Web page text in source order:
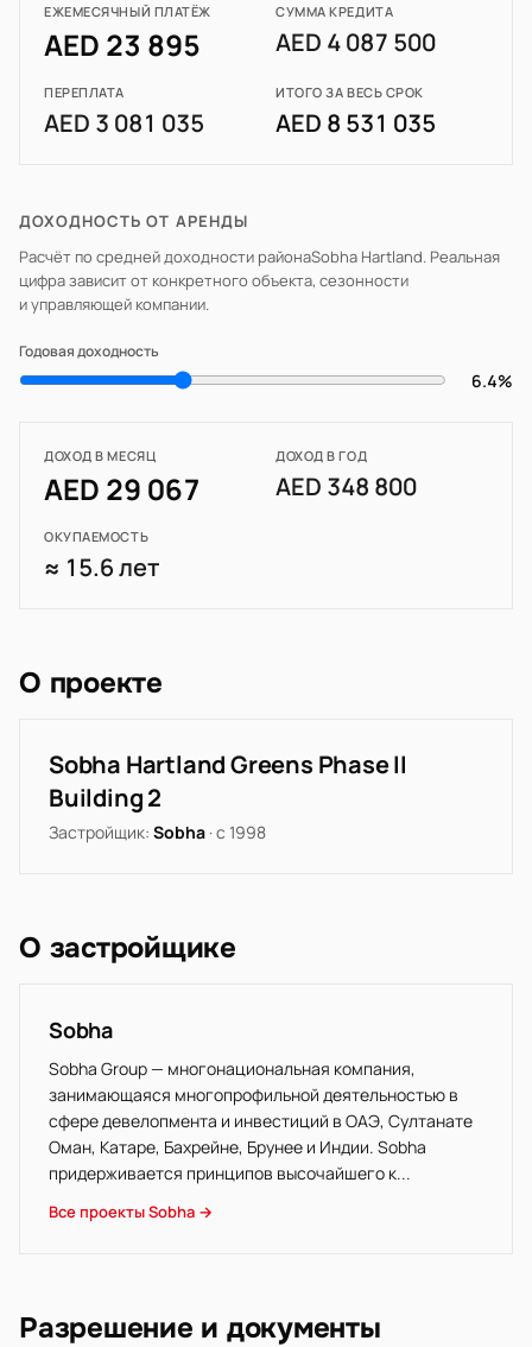
ЕЖЕМЕСЯЧНЫЙ ПЛАТЁЖ
AED 23 895
СУММА КРЕДИТА
AED 4 087 500
ПЕРЕПЛАТА
AED 3 081 035
ИТОГО ЗА ВЕСЬ СРОК
AED 8 531 035
ДОХОДНОСТЬ ОТ АРЕНДЫ
Расчёт по средней доходности районаSobha Hartland . Реальная
цифра зависит от конкретного объекта, сезонности
и управляющей компании.
Годовая доходность
6.4%
ДОХОД В МЕСЯЦ
AED 29 067
ДОХОД В ГОД
AED 348 800
ОКУПАЕМОСТЬ
≈ 15.6 лет
О проекте
Sobha Hartland Greens Phase II
Building 2
Застройщик: Sobha · с 1998
О застройщике
Sobha
Sobha Group — многонациональная компания,
занимающаяся многопрофильной деятельностью в
сфере девелопмента и инвестиций в ОАЭ, Султанате
Оман, Катаре, Бахрейне, Брунее и Индии. Sobha
придерживается принципов высочайшего к...
Все проекты Sobha →
Разрешение и документы